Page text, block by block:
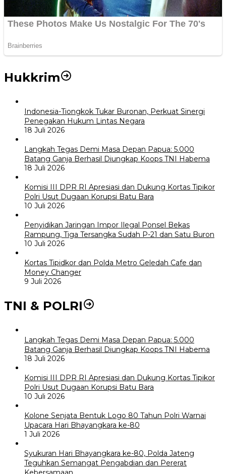
Hukkrim
Indonesia-Tiongkok Tukar Buronan, Perkuat Sinergi
Penegakan Hukum Lintas Negara
18 Juli 2026
Langkah Tegas Demi Masa Depan Papua: 5.000
Batang Ganja Berhasil Diungkap Koops TNI Habema
18 Juli 2026
Komisi III DPR RI Apresiasi dan Dukung Kortas Tipikor
Polri Usut Dugaan Korupsi Batu Bara
10 Juli 2026
Penyidikan Jaringan Impor Ilegal Ponsel Bekas
Rampung, Tiga Tersangka Sudah P-21 dan Satu Buron
10 Juli 2026
Kortas Tipidkor dan Polda Metro Geledah Cafe dan
Money Changer
9 Juli 2026
TNI & POLRI
Langkah Tegas Demi Masa Depan Papua: 5.000
Batang Ganja Berhasil Diungkap Koops TNI Habema
18 Juli 2026
Komisi III DPR RI Apresiasi dan Dukung Kortas Tipikor
Polri Usut Dugaan Korupsi Batu Bara
10 Juli 2026
Kolone Senjata Bentuk Logo 80 Tahun Polri Warnai
Upacara Hari Bhayangkara ke-80
1 Juli 2026
Syukuran Hari Bhayangkara ke-80, Polda Jateng
Teguhkan Semangat Pengabdian dan Pererat